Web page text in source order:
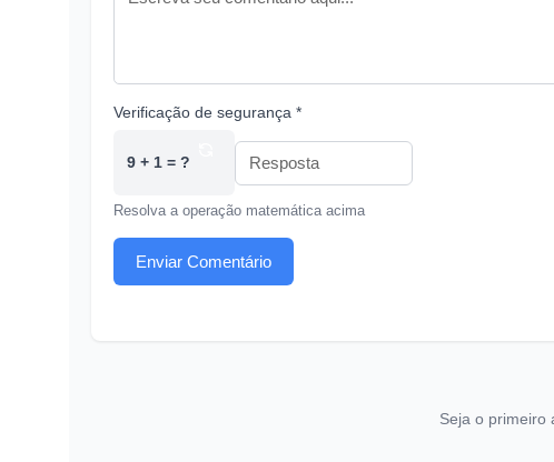
Verificação de segurança *
9 + 1 = ?
Resolva a operação matemática acima
Enviar Comentário
Seja o primeiro